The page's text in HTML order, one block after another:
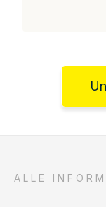
ALLE